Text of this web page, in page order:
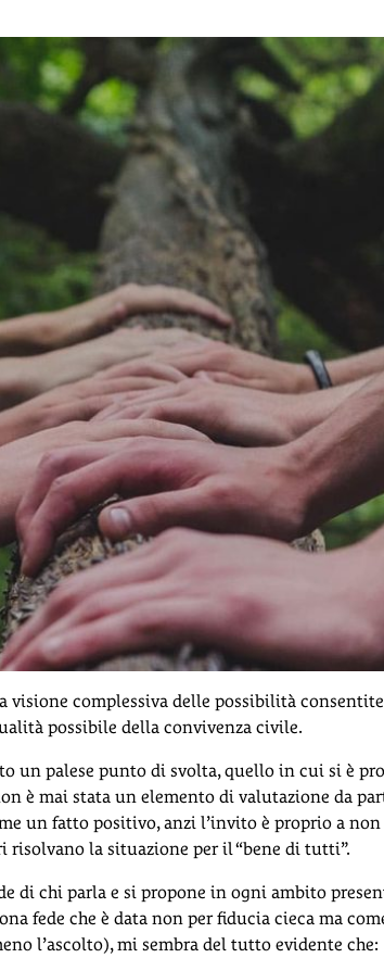
visione complessiva delle possibilità consentite
possibile della convivenza civile.
un palese punto di svolta, quello in cui si è
è mai stata un elemento di valutazione da
un fatto positivo, anzi l’invito è proprio a non
risolvano la situazione per il “bene di tutti”.
di chi parla e si propone in ogni ambito
fede che è data non per fiducia cieca ma
l’ascolto), mi sembra del tutto evidente che: